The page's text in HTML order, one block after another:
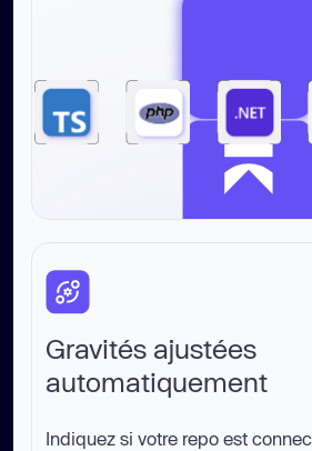
Gravités ajustées
automatiquement
Indiquez si votre repo est